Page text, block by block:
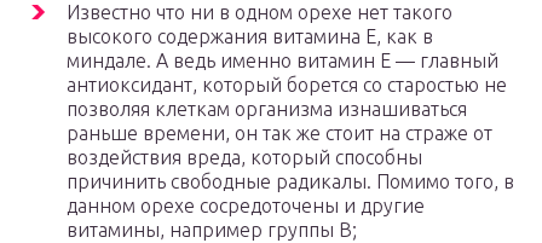
Известно что ни в одном орехе нет такого
высокого содержания витамина Е, как в
миндале. А ведь именно витамин Е — главный
антиоксидант, который борется со старостью не
позволяя клеткам организма изнашиваться
раньше времени, он так же стоит на страже от
воздействия вреда, который способны
причинить свободные радикалы. Помимо того, в
данном орехе сосредоточены и другие
витамины, например группы В;